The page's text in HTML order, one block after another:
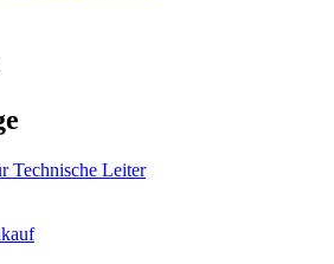
Technische Leiter